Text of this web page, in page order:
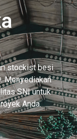
stockist besi
Menyediakan
SNI untuk
Anda.